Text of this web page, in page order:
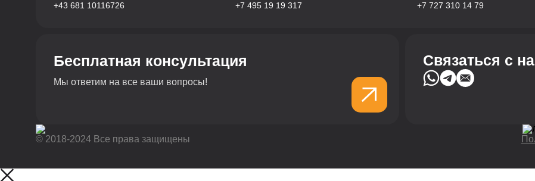
+43 681 10116726 +7 495 19 19 317 +7 727 310 14 79
Бесплатная консультация
Мы ответим на все ваши вопросы!
Связаться с
© 2018-2024 Все права защищены